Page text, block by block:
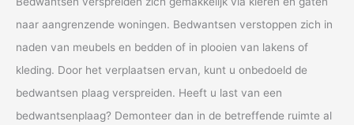
naar aangrenzende woningen. Bedwantsen verstoppen zich in
naden van meubels en bedden of in plooien van lakens of
kleding. Door het verplaatsen ervan, kunt u onbedoeld de
bedwantsen plaag verspreiden. Heeft u last van een
bedwantsenplaag? Demonteer dan in de betreffende ruimte al